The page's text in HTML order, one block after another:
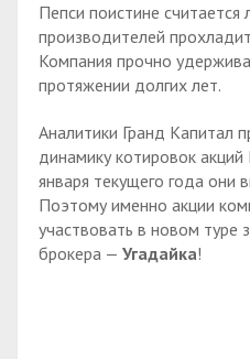
Пепси поистине
производителей
Компания прочно
протяжении долгих лет.
Аналитики Гранд Капитал
динамику котировок акций
января текущего года они
Поэтому именно акции
участвовать в новом туре
брокера — Угадайка!